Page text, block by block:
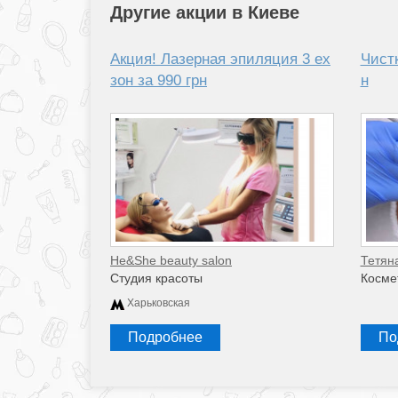
Другие акции в Киеве
Акция! Лазерная эпиляция 3 ех
зон за 990 грн
He&She beauty salon
Студия красоты
Харьковская
Подробнее
н